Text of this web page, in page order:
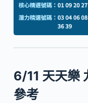
6/11 天天樂
參考